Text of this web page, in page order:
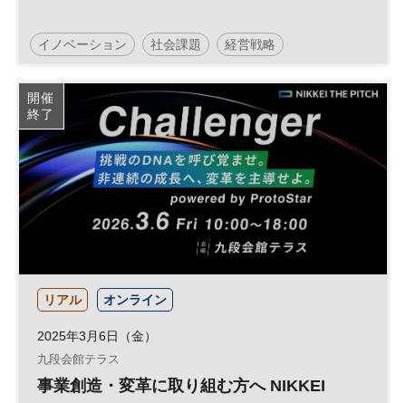
イノベーション 社会課題 経営戦略
スタートアップ 起業 ピッチ
参加無料
開催
終了
リアル オンライン
2025年3月6日（金）
九段会館テラス
事業創造・変革に取り組む方へ NIKKEI